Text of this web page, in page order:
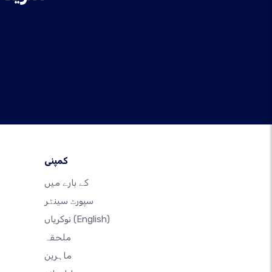
کمپنی
کے بارے میں
سپورٹ سینٹر
(English)
ملحقہ
ماہرین